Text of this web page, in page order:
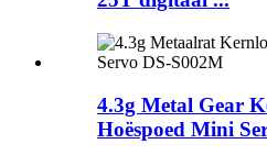
4.3g Metal Gear
Hoëspoed Mini